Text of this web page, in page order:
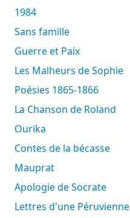
1984
Sans famille
Guerre et Paix
Les Malheurs de Sophie
Poésies 1865-1866
La Chanson de Roland
Ourika
Contes de la bécasse
Mauprat
Apologie de Socrate
Lettres d'une Péruvienne